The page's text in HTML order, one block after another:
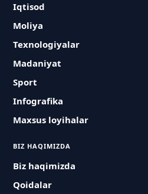
Iqtisod
Moliya
Texnologiyalar
Madaniyat
Sport
Infografika
Maxsus loyihalar
BIZ HAQIMIZDA
Biz haqimizda
Qoidalar